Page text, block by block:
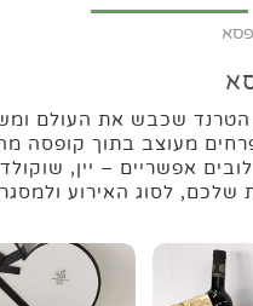
הטרנד שכבש את העולם
מעוצב בתוך קופסה
אפשריים – יין,
לסוג האירוע